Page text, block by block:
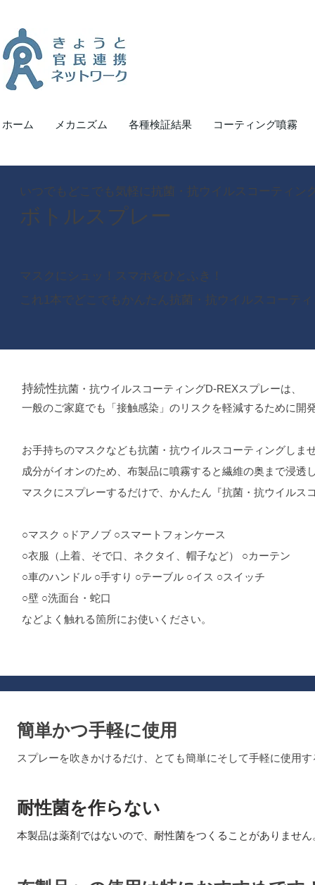
ホーム メカニズム 各種検証結果 コーティング噴霧
いつでもどこでも気軽に抗菌・抗ウイルスコーティン
​ボトルスプレー
マスクにシュッ！スマホをひとふき！
これ1本でどこでもかんたん抗菌・抗ウイルスコーテ
持続性抗菌・抗ウイルスコーティングD-REXスプレーは、
一般のご家庭でも「接触感染」のリスクを軽減するために開
お手持ちのマスクなども抗菌・抗ウイルスコーティングしま
成分がイオンのため、布製品に噴霧すると繊維の奥まで浸透
マスクにスプレーするだけで、かんたん『抗菌・抗ウイルス
○マスク ○ドアノブ ○スマートフォンケース
○衣服（上着、そで口、ネクタイ、帽子など） ○カーテン
○車のハンドル ○手すり ○テーブル ○イス ○スイッチ
○壁 ○洗面台・蛇口
などよく触れる箇所にお使いください。
簡単かつ手軽に使用
スプレーを吹きかけるだけ、とても簡単にそして手軽に使用
耐性菌を作らない
本製品は薬剤ではないので、耐性菌をつくることがありません